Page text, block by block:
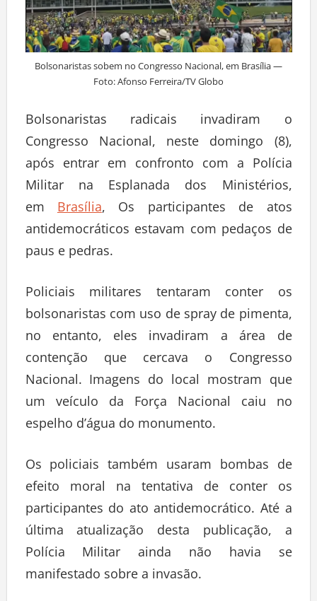
Bolsonaristas sobem no Congresso Nacional, em Brasília —
Foto: Afonso Ferreira/TV Globo
Bolsonaristas radicais invadiram o
Congresso Nacional, neste domingo (8),
após entrar em confronto com a Polícia
Militar na Esplanada dos Ministérios,
em Brasília, Os participantes de atos
antidemocráticos estavam com pedaços de
paus e pedras.
Policiais militares tentaram conter os
bolsonaristas com uso de spray de pimenta,
no entanto, eles invadiram a área de
contenção que cercava o Congresso
Nacional. Imagens do local mostram que
um veículo da Força Nacional caiu no
espelho d’água do monumento.
Os policiais também usaram bombas de
efeito moral na tentativa de conter os
participantes do ato antidemocrático. Até a
última atualização desta publicação, a
Polícia Militar ainda não havia se
manifestado sobre a invasão.